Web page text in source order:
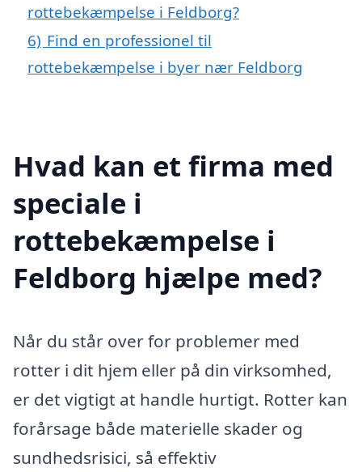
rottebekæmpelse i Feldborg?
6) Find en professionel til
rottebekæmpelse i byer nær Feldborg
Hvad kan et firma med
speciale i
rottebekæmpelse i
Feldborg hjælpe med?
Når du står over for problemer med
rotter i dit hjem eller på din virksomhed,
er det vigtigt at handle hurtigt. Rotter kan
forårsage både materielle skader og
sundhedsrisici, så effektiv